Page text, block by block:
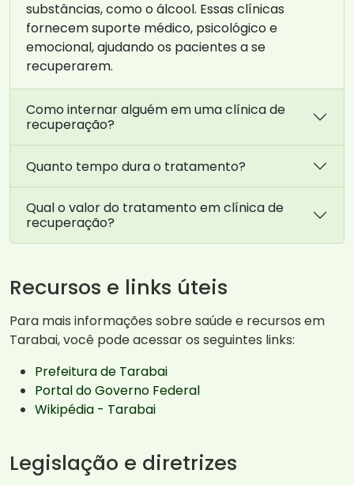
substâncias, como o álcool. Essas clínicas
fornecem suporte médico, psicológico e
emocional, ajudando os pacientes a se
recuperarem.
Como internar alguém em uma clínica de
recuperação?
Quanto tempo dura o tratamento?
Qual o valor do tratamento em clínica de
recuperação?
Recursos e links úteis
Para mais informações sobre saúde e recursos em
Tarabai, você pode acessar os seguintes links:
Prefeitura de Tarabai
Portal do Governo Federal
Wikipédia - Tarabai
Legislação e diretrizes